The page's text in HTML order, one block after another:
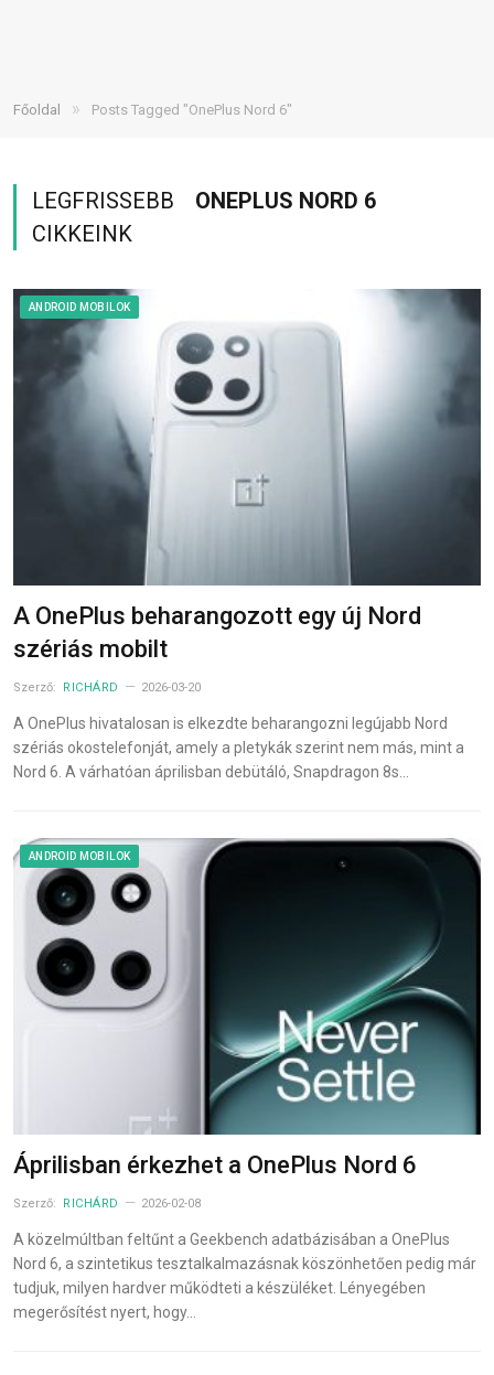
Főoldal » Posts Tagged "OnePlus Nord 6"
LEGFRISSEBB
ONEPLUS NORD 6
CIKKEINK
ANDROID MOBILOK
A OnePlus beharangozott egy új Nord
szériás mobilt
Szerző: RICHÁRD 2026-03-20
A OnePlus hivatalosan is elkezdte beharangozni legújabb Nord
szériás okostelefonját, amely a pletykák szerint nem más, mint a
Nord 6. A várhatóan áprilisban debütáló, Snapdragon 8s…
ANDROID MOBILOK
Áprilisban érkezhet a OnePlus Nord 6
Szerző: RICHÁRD 2026-02-08
A közelmúltban feltűnt a Geekbench adatbázisában a OnePlus
Nord 6, a szintetikus tesztalkalmazásnak köszönhetően pedig már
tudjuk, milyen hardver működteti a készüléket. Lényegében
megerősítést nyert, hogy…